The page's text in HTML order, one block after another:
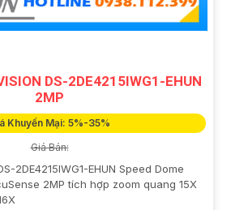
DS-2DE4215IWG1-EHUN
2MP
Khuyến Mại: 5%-35%
Giá Bán:
2DE4215IWG1-EHUN Speed Dome
2MP tích hợp zoom quang 15X